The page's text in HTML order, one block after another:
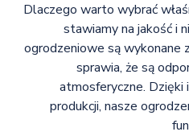
Dlaczego warto wybrać
stawiamy na jakość i
ogrodzeniowe są wykonane
sprawia, że są
atmosferyczne. Dzięki
produkcji, nasze